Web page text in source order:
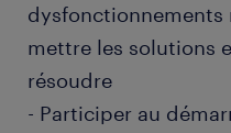
mettre les solutions
résoudre
- Participer au